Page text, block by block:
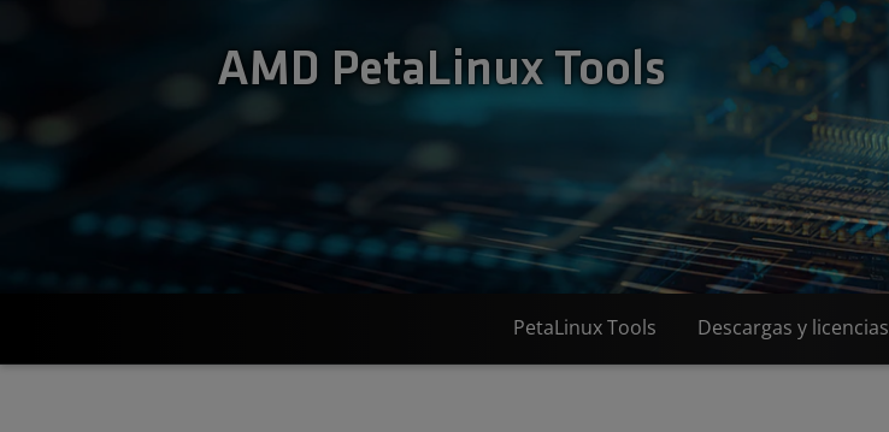
AMD PetaLinux Tools
PetaLinux Tools Descargas y licencias